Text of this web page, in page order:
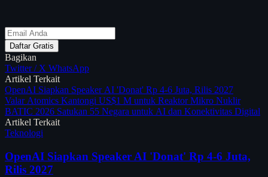
Daftar Gratis
Bagikan
Twitter / X WhatsApp
Artikel Terkait
OpenAI Siapkan Speaker AI 'Donat' Rp 4-6 Juta, Rilis 2027
Valar Atomics Kantongi US$1 M untuk Reaktor Mikro Nuklir
BATIC 2026 Satukan 55 Negara untuk AI dan Konektivitas Digital
Artikel Terkait
Teknologi
OpenAI Siapkan Speaker AI 'Donat' Rp 4-6 Juta,
Rilis 2027